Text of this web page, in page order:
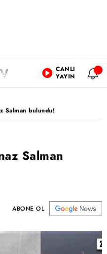
CANLI
YAYIN
Salman bulundu!
Salman
ABONE OL